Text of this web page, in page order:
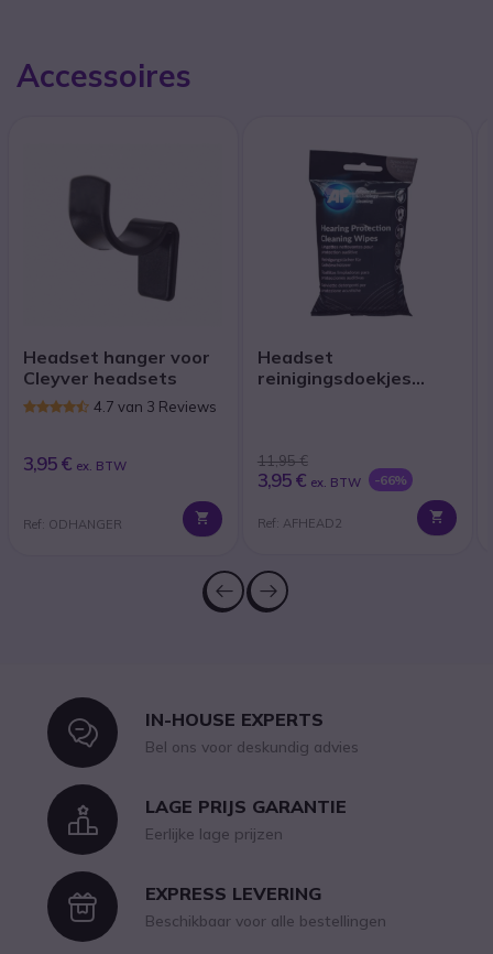
Accessoires
Headset hanger voor
Cleyver headsets
4.7 van 3 Reviews
3,95 € ex. BTW
Ref: ODHANGER
Headset
reinigingsdoekjes
11,95 €
3,95 € ex. BTW -66%
Ref: AFHEAD2
IconIN-HOUSE EXPERTS
Bel ons voor deskundig advies
IconLAGE PRIJS GARANTIE
Eerlijke lage prijzen
IconEXPRESS LEVERING
Beschikbaar voor alle bestellingen